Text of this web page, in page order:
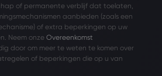
of permanente verblijf dat toelaten,
aanbieden (zoals een
of extra beperkingen op uw
Neem onze Overeenkomst
door om meer te weten te komen over
of beperkingen die op u van